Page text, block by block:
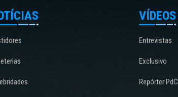
VÍDEOS
Entrevistas
Exclusivo
Repórter PdC